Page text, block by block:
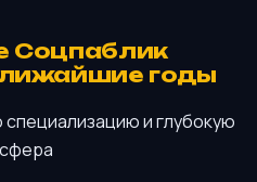
Соцпаблик
годы
специализацию и глубокую